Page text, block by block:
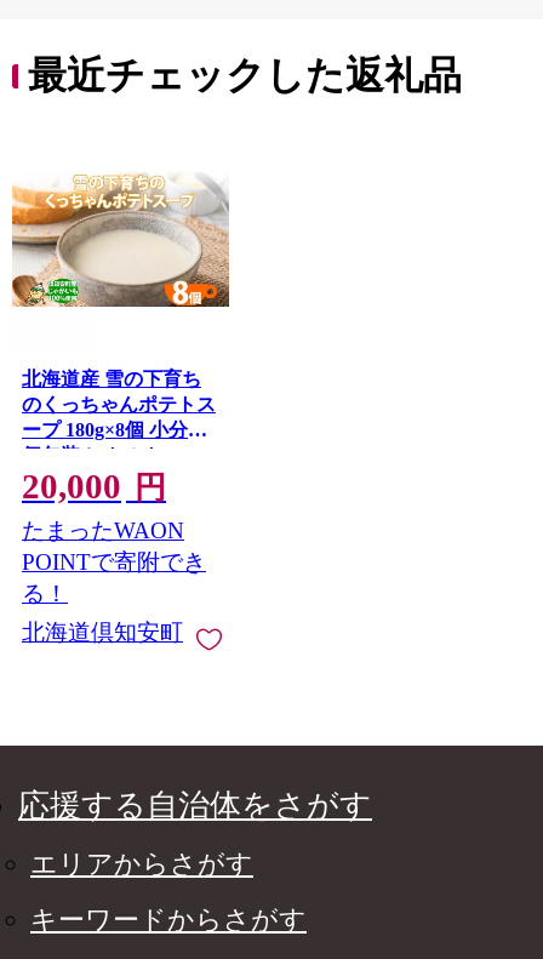
最近チェックした返礼品
北海道産 雪の下育ち
のくっちゃんポテトス
ープ 180g×8個 小分け
個包装 レトルト スー
プ ポタージュ じゃが
いも 馬鈴薯 ポテト 野
菜 朝食 夜食 常備食 送
料無料 北の百貨 しり
べしや ニセコ 北海道
倶知安町 加工食品 惣
菜
20,000 円
たまったWAON
POINTで寄附でき
る！
北海道倶知安町
応援する自治体をさがす
エリアからさがす
キーワードからさがす